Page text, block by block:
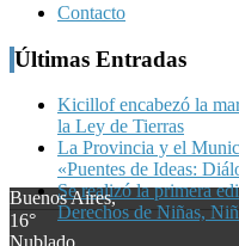
Contacto
Últimas Entradas
Kicillof encabezó la
la Ley de Tierras
La Provincia y el
«Puentes de Ideas:
Se realizó la primera
Derechos de Niñas,
Buenos Aires,
16°